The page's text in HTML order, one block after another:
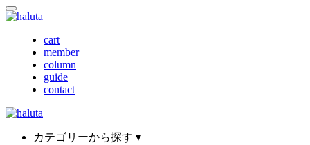
cart
member
column
guide
contact
カテゴリーから探す ▾